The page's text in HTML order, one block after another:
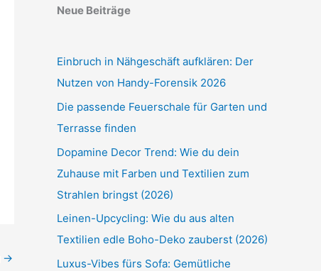
→
Neue Beiträge
Einbruch in Nähgeschäft aufklären: Der
Nutzen von Handy-Forensik 2026
Die passende Feuerschale für Garten und
Terrasse finden
Dopamine Decor Trend: Wie du dein
Zuhause mit Farben und Textilien zum
Strahlen bringst (2026)
Leinen-Upcycling: Wie du aus alten
Textilien edle Boho-Deko zauberst (2026)
Luxus-Vibes fürs Sofa: Gemütliche